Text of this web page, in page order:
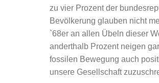
zu vier Prozent der
Bevölkerung glauben nicht
`68er an allen Übeln dieser
anderthalb Prozent neigen
fossilen Bewegung auch
unsere Gesellschaft